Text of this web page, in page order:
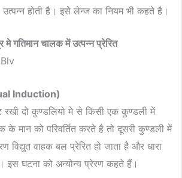
होती है। इसे लेन्ज का नियम भी कहते है।
मे गतिमान चालक में उत्पन्न प्रेरित
Induction)
दो कुण्डलियो मे से किसी एक कुण्डली में
के मान को परिवर्तित करते है तो दूसरी कुण्डली में
विद्युत वाहक बल प्रेरित हो जाता है और धारा
इस घटना को अन्योन्य प्रेरण कहते हैं।